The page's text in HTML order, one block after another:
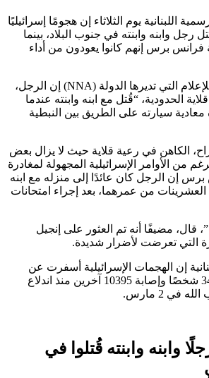
اللبنانية يوم الثلاثاء إن هجومًا إسرائيليًا
وابنه وابنته في جنوب البلاد، بينما
برس إنهم كانوا يعودون من أداء
قالت الوكالة الوطنية للإعلام التي تديرها الدولة (NNA) إن الرجل،
الحدودية، “قُتل مع ابنه وابنته عندما
سيارته على الطريق بين النبطية
الكاهن في رعية قلاية حيث لا يزال بعض
من الأوامر الإسرائيلية المجهولة لمغادرة
برس إن الرجل كان عائدًا إلى منزله مع ابنه
العشرينات من عمرهما، بعد إجراء امتحانات
قال، مضيفًا أنه تم العثور على إنجيل
التي تعرضت لأضرار شديدة.
إن الهجمات الإسرائيلية أسفرت عن
مقتل ما لا يقل عن 3433 شخصًا وإصابة 10395 آخرين منذ اندلاع
في 2 مارس.
وابنه وابنته قُتلوا في